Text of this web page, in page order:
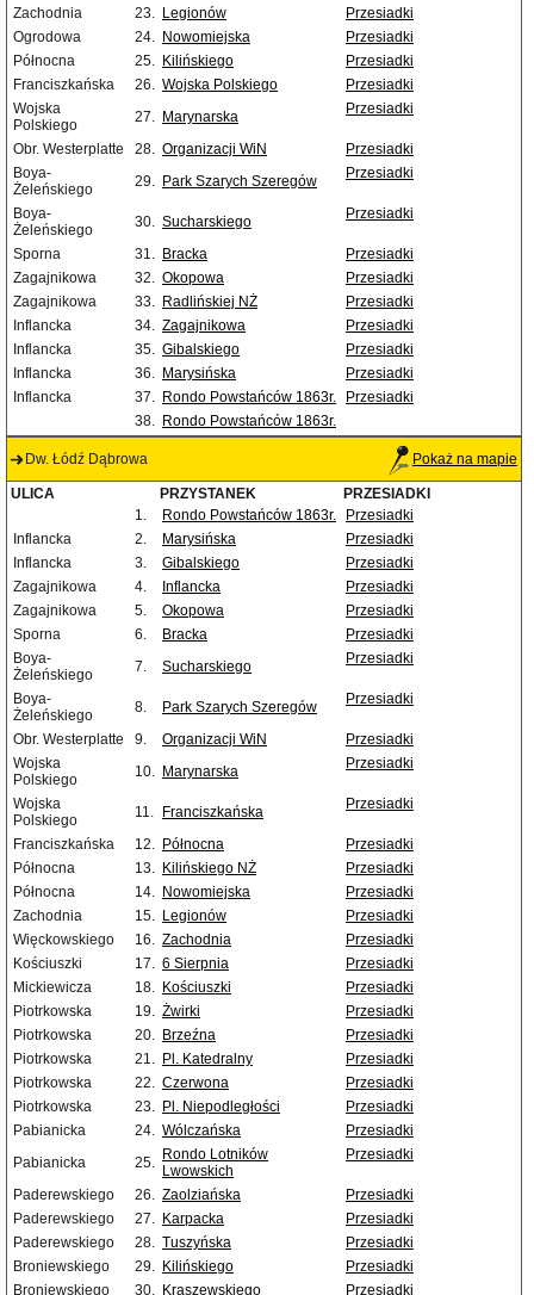
Zachodnia
23. Legionów
Przesiadki
Ogrodowa
24. Nowomiejska
Przesiadki
Północna
25. Kilińskiego
Przesiadki
Franciszkańska
26. Wojska Polskiego
Przesiadki
Wojska
Polskiego
27. Marynarska Przesiadki
Obr. Westerplatte 28. Organizacji WiN
Przesiadki
Boya-
Żeleńskiego
29. Park Szarych Szeregów Przesiadki
Boya-
Żeleńskiego
30. Sucharskiego Przesiadki
Sporna 31. Bracka
Przesiadki
Zagajnikowa
32. Okopowa
Przesiadki
Zagajnikowa
33. Radlińskiej NŻ
Przesiadki
Inflancka
34. Zagajnikowa
Przesiadki
Inflancka
35. Gibalskiego
Przesiadki
Inflancka
36. Marysińska
Przesiadki
Inflancka
37. Rondo Powstańców 1863r.
Przesiadki
38. Rondo Powstańców 1863r.
Dw. Łódź Dąbrowa Pokaż na mapie
ULICA PRZYSTANEK
PRZESIADKI
1.
Rondo Powstańców 1863r.
Przesiadki
Inflancka
2. Marysińska
Przesiadki
Inflancka
3. Gibalskiego
Przesiadki
Zagajnikowa
4. Inflancka
Przesiadki
Zagajnikowa
5. Okopowa
Przesiadki
Sporna
6. Bracka
Przesiadki
Boya-
Żeleńskiego
7. Sucharskiego Przesiadki
Boya-
Żeleńskiego
8. Park Szarych Szeregów Przesiadki
Obr. Westerplatte 9. Organizacji WiN
Przesiadki
Wojska
Polskiego
10. Marynarska Przesiadki
Wojska
Polskiego
11. Franciszkańska Przesiadki
Franciszkańska 12. Północna
Przesiadki
Północna
13. Kilińskiego NŻ
Przesiadki
Północna
14. Nowomiejska
Przesiadki
Zachodnia
15. Legionów
Przesiadki
Więckowskiego
16. Zachodnia
Przesiadki
Kościuszki
17. 6 Sierpnia
Przesiadki
Mickiewicza
18. Kościuszki
Przesiadki
Piotrkowska
19. Żwirki
Przesiadki
Piotrkowska
20. Brzeźna
Przesiadki
Piotrkowska
21. Pl. Katedralny
Przesiadki
Piotrkowska
22. Czerwona
Przesiadki
Piotrkowska
23. Pl. Niepodległości
Przesiadki
Pabianicka
24. Wólczańska
Przesiadki
Pabianicka
25. Rondo Lotników
Lwowskich
Przesiadki
Paderewskiego 26. Zaolziańska
Przesiadki
Paderewskiego
27. Karpacka
Przesiadki
Paderewskiego
28. Tuszyńska
Przesiadki
Broniewskiego
29. Kilińskiego
Przesiadki
Broniewskiego
30. Kraszewskiego Przesiadki